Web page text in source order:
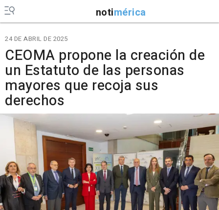
notimérica
24 DE ABRIL DE 2025
CEOMA propone la creación de
un Estatuto de las personas
mayores que recoja sus
derechos